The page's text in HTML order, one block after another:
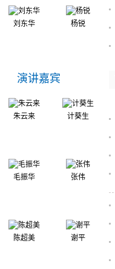
刘东华 杨锐
演讲嘉宾
朱云来 计葵生
毛振华 张伟
陈超美 谢平